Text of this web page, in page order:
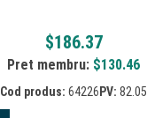
$186.37
Pret membru: $130.46
Cod produs: 64226 PV: 82.05